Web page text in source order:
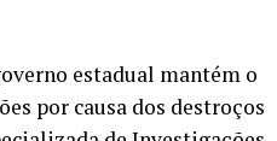
estadual mantém o
por causa dos destroços